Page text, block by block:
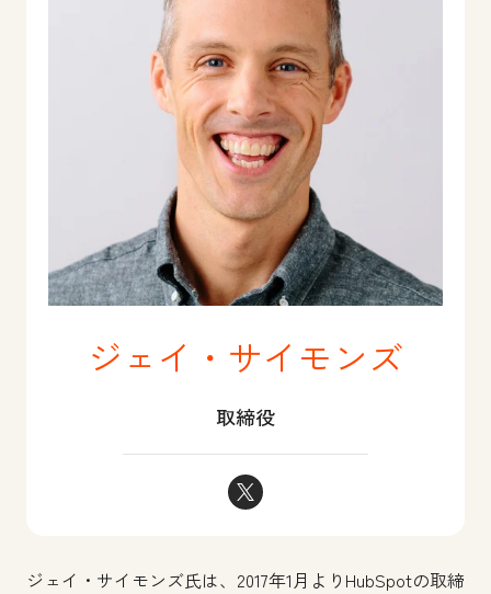
ジェイ・サイモンズ
取締役
ジェイ・サイモンズ Twitter
ジェイ・サイモンズ氏は、2017年1月よりHubSpotの取締